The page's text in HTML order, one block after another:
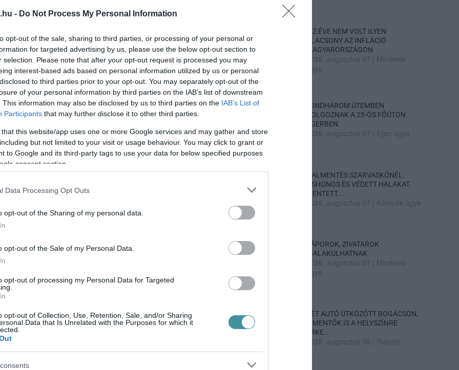
- Do Not Process My Personal Information
opt-out of the sale, sharing to third parties, or processing of your personal or
for targeted advertising by us, please use the below opt-out section to
selection. Please note that after your opt-out request is processed you may
interest-based ads based on personal information utilized by us or personal
to third parties prior to your opt-out. You may separately opt-out of the
of your personal information by third parties on the IAB’s list of downstream
This information may also be disclosed by us to third parties on the IAB’s List of
Participants that may further disclose it to other third parties.
that this website/app uses one or more Google services and may gather and store
but not limited to your visit or usage behaviour. You may click to grant or
to Google and its third-party tags to use your data for below specified purposes
consent section.
Data Processing Opt Outs
opt-out of the Sharing of my personal data.
opt-out of the Sale of my Personal Data.
opt-out of processing my Personal Data for Targeted
opt-out of Collection, Use, Retention, Sale, and/or Sharing
Data that Is Unrelated with the Purposes for which it
az egri sétálóutca forgalma. Nem
hogy elindulnak az ellenőrzések
behajtás például a Széchenyi
a Dobó téren történő áthajtásról.
akik mind azt nyilatkozták, hogy nem
rendőrökkel és közterület-
bírságolnak is. De úgy tűnik, minden
sem.
végig csütörtök 10 és 11 óra között a
TÍZ ÉVE NEM VOLT ILYEN
ALACSONY AZ INFLÁCIÓ
MAGYARORSZÁGON
2026. augusztus 07
Mindenki
ügye
MINDHÁROM ÜTEMBEN
DOLGOZNAK A 25-ÖS FŐÚTON
EGERBEN
2026. augusztus 07 Eger ügye
HALMENTÉS SZARVASKŐNÉL:
ŐSHONOS ÉS VÉDETT HALAKAT
MENTETT...
2026. augusztus 07 Környék ügye
ZÁPOROK, ZIVATAROK
KIALAKULHATNAK
2026. augusztus 07
Mindenki
ügye
KÉT AUTÓ ÜTKÖZÖTT BOGÁCSON,
A MENTŐK IS A HELYSZÍNRE
ÉRKE...
2026. augusztus 06 Riasztó